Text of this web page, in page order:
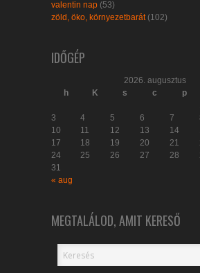
valentin nap (53)
zöld, öko, környezetbarát(102)
IDŐGÉP
2026. augusztus
h
K s c p
3
4 5 6 7
10
11 12 13 14
17
18 19 20 21
24
25 26 27 28
31
« aug
MEGTALÁLOD, AMIT KERESŐ